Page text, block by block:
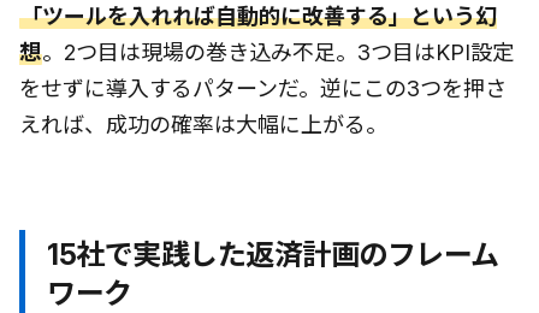
「ツールを入れれば自動的に改善する」という幻
想。2つ目は現場の巻き込み不足。3つ目はKPI設定
をせずに導入するパターンだ。逆にこの3つを押さ
えれば、成功の確率は大幅に上がる。
15社で実践した返済計画のフレーム
ワーク